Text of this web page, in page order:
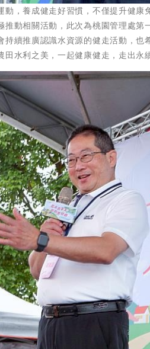
動，養成健走好習慣，不僅提升健
推動相關活動，此次為桃園管理處
持續推廣認識水資源的健走活動，
田水利之美，一起健康健走，走出永